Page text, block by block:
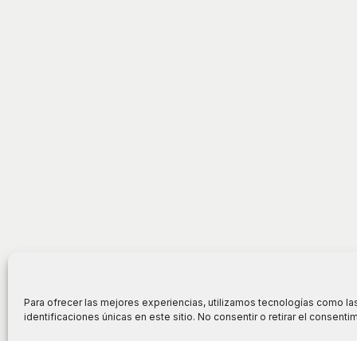
Para ofrecer las mejores experiencias, utilizamos tecnologías como
identificaciones únicas en este sitio. No consentir o retirar el